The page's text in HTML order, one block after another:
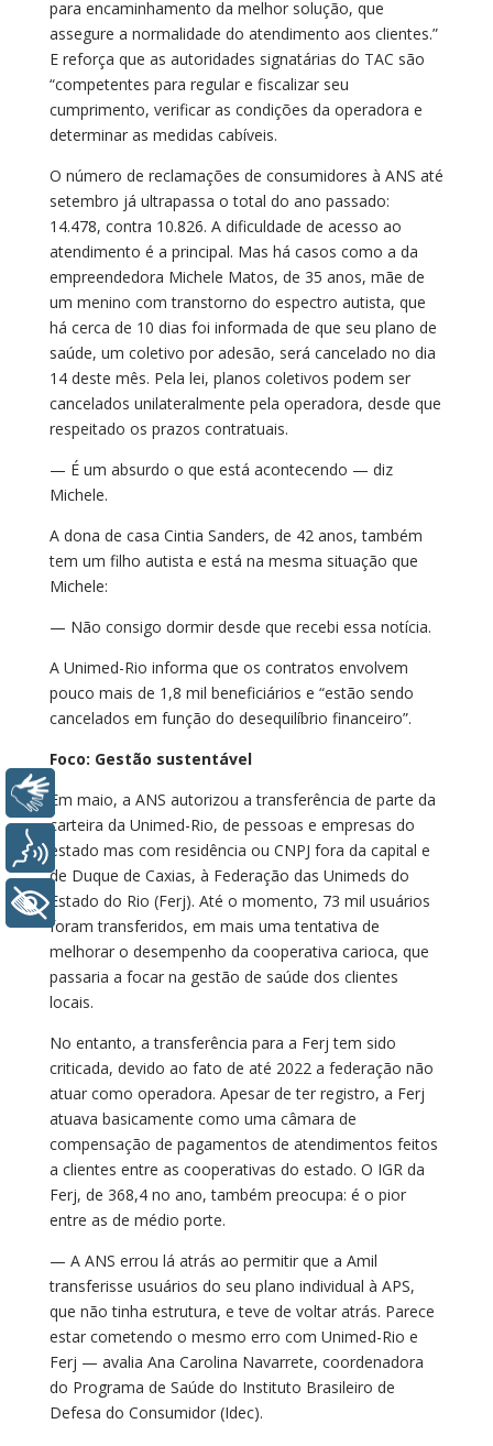
para encaminhamento da melhor solução, que
assegure a normalidade do atendimento aos clientes.”
E reforça que as autoridades signatárias do TAC são
“competentes para regular e fiscalizar seu
cumprimento, verificar as condições da operadora e
determinar as medidas cabíveis.
O número de reclamações de consumidores à ANS até
setembro já ultrapassa o total do ano passado:
14.478, contra 10.826. A dificuldade de acesso ao
atendimento é a principal. Mas há casos como a da
empreendedora Michele Matos, de 35 anos, mãe de
um menino com transtorno do espectro autista, que
há cerca de 10 dias foi informada de que seu plano de
saúde, um coletivo por adesão, será cancelado no dia
14 deste mês. Pela lei, planos coletivos podem ser
cancelados unilateralmente pela operadora, desde que
respeitado os prazos contratuais.
— É um absurdo o que está acontecendo — diz
Michele.
A dona de casa Cintia Sanders, de 42 anos, também
tem um filho autista e está na mesma situação que
Michele:
— Não consigo dormir desde que recebi essa notícia.
A Unimed-Rio informa que os contratos envolvem
pouco mais de 1,8 mil beneficiários e “estão sendo
cancelados em função do desequilíbrio financeiro”.
Foco: Gestão sustentável
Em maio, a ANS autorizou a transferência de parte da
carteira da Unimed-Rio, de pessoas e empresas do
estado mas com residência ou CNPJ fora da capital e
de Duque de Caxias, à Federação das Unimeds do
Estado do Rio (Ferj). Até o momento, 73 mil usuários
foram transferidos, em mais uma tentativa de
melhorar o desempenho da cooperativa carioca, que
passaria a focar na gestão de saúde dos clientes
locais.
No entanto, a transferência para a Ferj tem sido
criticada, devido ao fato de até 2022 a federação não
atuar como operadora. Apesar de ter registro, a Ferj
atuava basicamente como uma câmara de
compensação de pagamentos de atendimentos feitos
a clientes entre as cooperativas do estado. O IGR da
Ferj, de 368,4 no ano, também preocupa: é o pior
entre as de médio porte.
— A ANS errou lá atrás ao permitir que a Amil
transferisse usuários do seu plano individual à APS,
que não tinha estrutura, e teve de voltar atrás. Parece
estar cometendo o mesmo erro com Unimed-Rio e
Ferj — avalia Ana Carolina Navarrete, coordenadora
do Programa de Saúde do Instituto Brasileiro de
Defesa do Consumidor (Idec).
Libras
Voz
+ Acessibilidade